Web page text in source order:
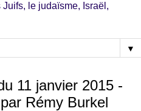
le judaïsme, Israël,
▼
11 janvier 2015 -
Rémy Burkel